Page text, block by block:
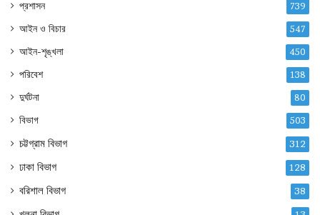
প্রশাসন 739
আইন ও বিচার 547
আইন-শৃঙ্খলা 450
পরিবেশ 138
দুর্ঘটনা 80
বিভাগ 503
চট্টগ্রাম বিভাগ 312
ঢাকা বিভাগ 128
বরিশাল বিভাগ 38